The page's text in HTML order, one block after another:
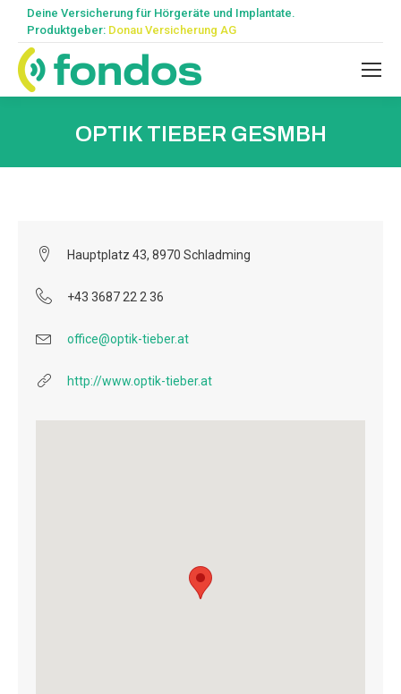
Deine Versicherung für Hörgeräte und Implantate.
Produktgeber: Donau Versicherung AG
OPTIK TIEBER GESMBH
Hauptplatz 43, 8970 Schladming
+43 3687 22 2 36
office@optik-tieber.at
http://www.optik-tieber.at